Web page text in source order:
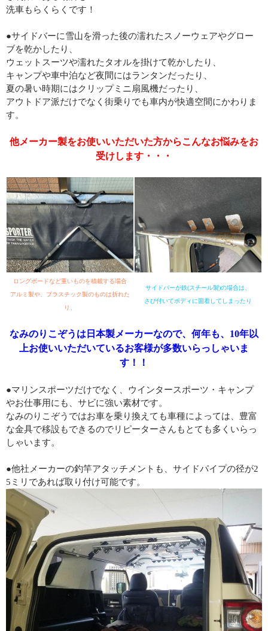
洗車もらくらくです！
●サイドバーに雪山を滑った後の濡れたスノーウェアやグロー
ブを乾かしたり、
ウェットスーツや濡れたタオルを掛けて乾かしたり、
キャンプや車中泊など夜間にはランタンだったり、
夏の暑い時期にはクリップミニ扇風機だったり、
アウトドア派だけでなく街乗りでも車内が快適空間にかわりま
す。
他メーカー製をお使いいただいた方からこんなお悩みをお
受けします・・・
ロングボードなど重いものを積載する場合
アルミ製や、プラスチック製のものは折れた
り、
サイドバーが鉄(スチール製)の場合は、
さび付いてボディに固着してしまったり
なみのりこぞうは日本製メーカーなので、何年も、10年以
上お使いいただいているお客様が多数いらっしゃいま
す！！
●マリンスポーツだけでなく、ウインタースポーツ・キャンプ
やお仕事用にも、サビに強い素材です。
なみのりこぞうではお車を乗り換えても車種によっては、豊富
な金具で移設もできるのでリピーターさんもとても多くいらっ
しゃいます。
●他社メーカーの釣竿アタッチメントも、サイドパイプの径が2
5ミリであれば取り付け可能です。